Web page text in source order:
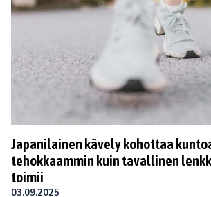
Japanilainen kävely kohottaa
tehokkaammin kuin tavallinen
toimii
03.09.2025